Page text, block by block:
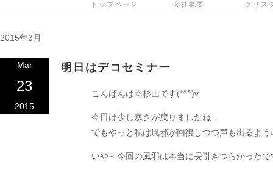
トップページ 会社概要 クリス
2015年3月
Mar
23
2015
明日はデコセミナー
こんばんは☆杉山です(*^^)v
今日は少し寒さが戻りましたね…
でもやっと私は風邪が回復しつつ声も出るよ
いや～今回の風邪は本当に長引きつらかった